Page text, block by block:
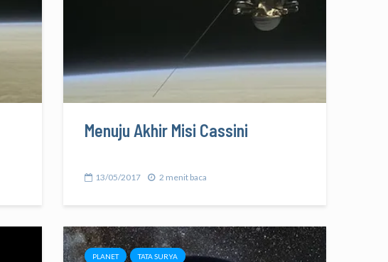
Menuju Akhir Misi Cassini
13/05/2017 2 menit baca
PLANET TATA SURYA